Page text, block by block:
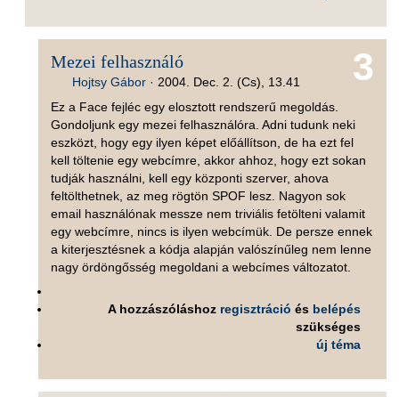
3
Mezei felhasználó
Hojtsy Gábor· 2004. Dec. 2. (Cs), 13.41
Ez a Face fejléc egy elosztott rendszerű megoldás.
Gondoljunk egy mezei felhasználóra. Adni tudunk neki
eszközt, hogy egy ilyen képet előállítson, de ha ezt fel
kell töltenie egy webcímre, akkor ahhoz, hogy ezt sokan
tudják használni, kell egy központi szerver, ahova
feltölthetnek, az meg rögtön SPOF lesz. Nagyon sok
email használónak messze nem triviális fetölteni valamit
egy webcímre, nincs is ilyen webcímük. De persze ennek
a kiterjesztésnek a kódja alapján valószínűleg nem lenne
nagy ördöngősség megoldani a webcímes változatot.
A hozzászóláshoz regisztráció és belépés
szükséges
új téma